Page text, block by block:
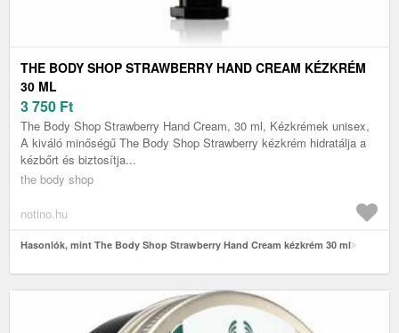
THE BODY SHOP STRAWBERRY HAND CREAM KÉZKRÉM
30 ML
3 750 Ft
The Body Shop Strawberry Hand Cream, 30 ml, Kézkrémek unisex,
A kiváló minőségű The Body Shop Strawberry kézkrém hidratálja a
kézbőrt és biztosítja...
the body shop
notino.hu
Hasonlók, mint The Body Shop Strawberry Hand Cream kézkrém 30 ml